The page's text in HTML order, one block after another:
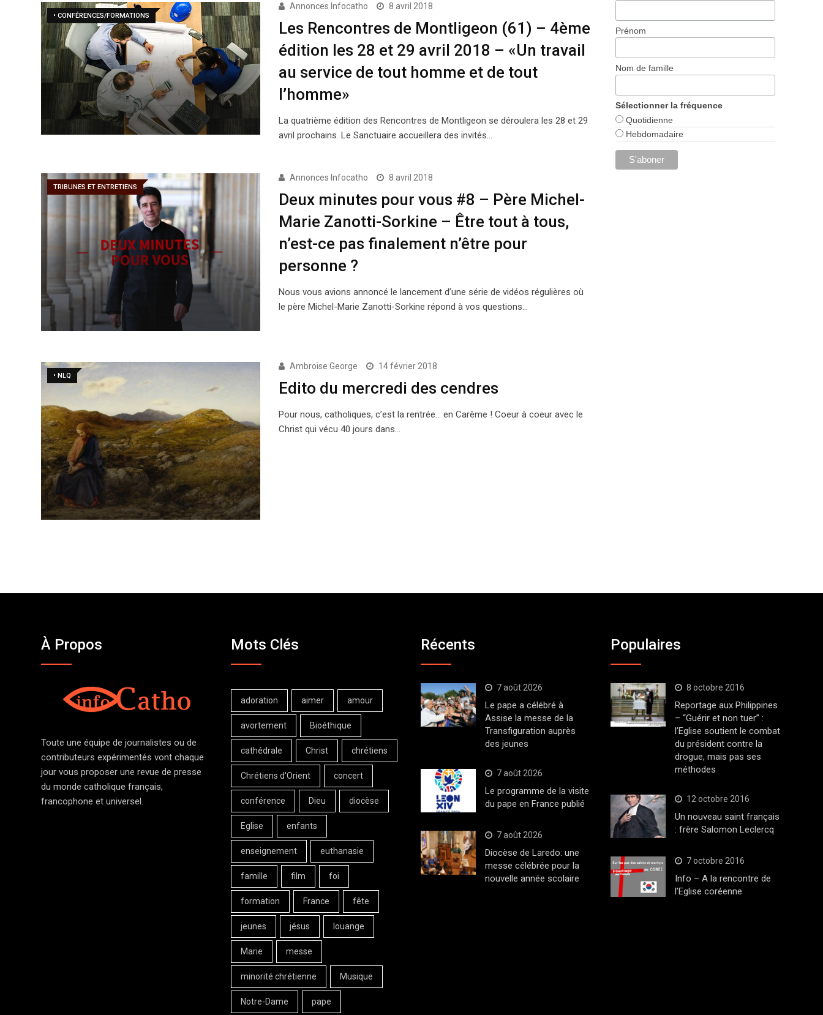
• CONFÉRENCES/FORMATIONS
Annonces Infocatho 8 avril 2018
Les Rencontres de Montligeon (61) – 4ème
édition les 28 et 29 avril 2018 – «Un travail
au service de tout homme et de tout
l’homme»
La quatrième édition des Rencontres de Montligeon se déroulera les 28 et 29
avril prochains. Le Sanctuaire accueillera des invités…
TRIBUNES ET ENTRETIENS
Annonces Infocatho 8 avril 2018
Deux minutes pour vous #8 – Père Michel-
Marie Zanotti-Sorkine – Être tout à tous,
n’est-ce pas finalement n’être pour
personne ?
Nous vous avions annoncé le lancement d’une série de vidéos régulières où
le père Michel-Marie Zanotti-Sorkine répond à vos questions…
• NLQ
Ambroise George 14 février 2018
Edito du mercredi des cendres
Pour nous, catholiques, c’est la rentrée… en Carême ! Coeur à coeur avec le
Christ qui vécu 40 jours dans…
Prénom
Nom de famille
Sélectionner la fréquence
Quotidienne
Hebdomadaire
À Propos
Toute une équipe de journalistes ou de
contributeurs expérimentés vont chaque
jour vous proposer une revue de presse
du monde catholique français,
francophone et universel.
Mots Clés
adoration aimer amour
avortement Bioéthique
cathédrale Christ chrétiens
Chrétiens d'Orient concert
conférence Dieu diocèse
Eglise enfants
enseignement euthanasie
famille film foi
formation France fête
jeunes jésus louange
Marie messe
minorité chrétienne Musique
Notre-Dame pape
Récents
7 août 2026
Le pape a célébré à
Assise la messe de la
Transfiguration auprès
des jeunes
7 août 2026
Le programme de la visite
du pape en France publié
7 août 2026
Diocèse de Laredo: une
messe célébrée pour la
nouvelle année scolaire
Populaires
8 octobre 2016
Reportage aux Philippines
– “Guérir et non tuer” :
l’Eglise soutient le combat
du président contre la
drogue, mais pas ses
méthodes
12 octobre 2016
Un nouveau saint français
: frère Salomon Leclercq
7 octobre 2016
Info – A la rencontre de
l’Eglise coréenne